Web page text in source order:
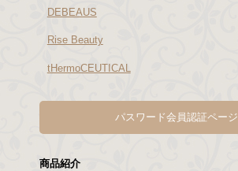
DEBEAUS
Rise Beauty
tHermoCEUTICAL
パスワード会員認証ページ
商品紹介